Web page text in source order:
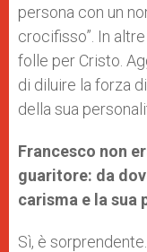
persona con un
crocifisso”. In
folle per Cristo.
di diluire la forza
della sua
Francesco non
guaritore: da
carisma e la sua
Sì, è